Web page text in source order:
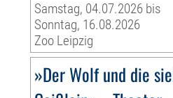
Samstag, 04.07.2026 bis
Sonntag, 16.08.2026
Zoo Leipzig
»Der Wolf und die